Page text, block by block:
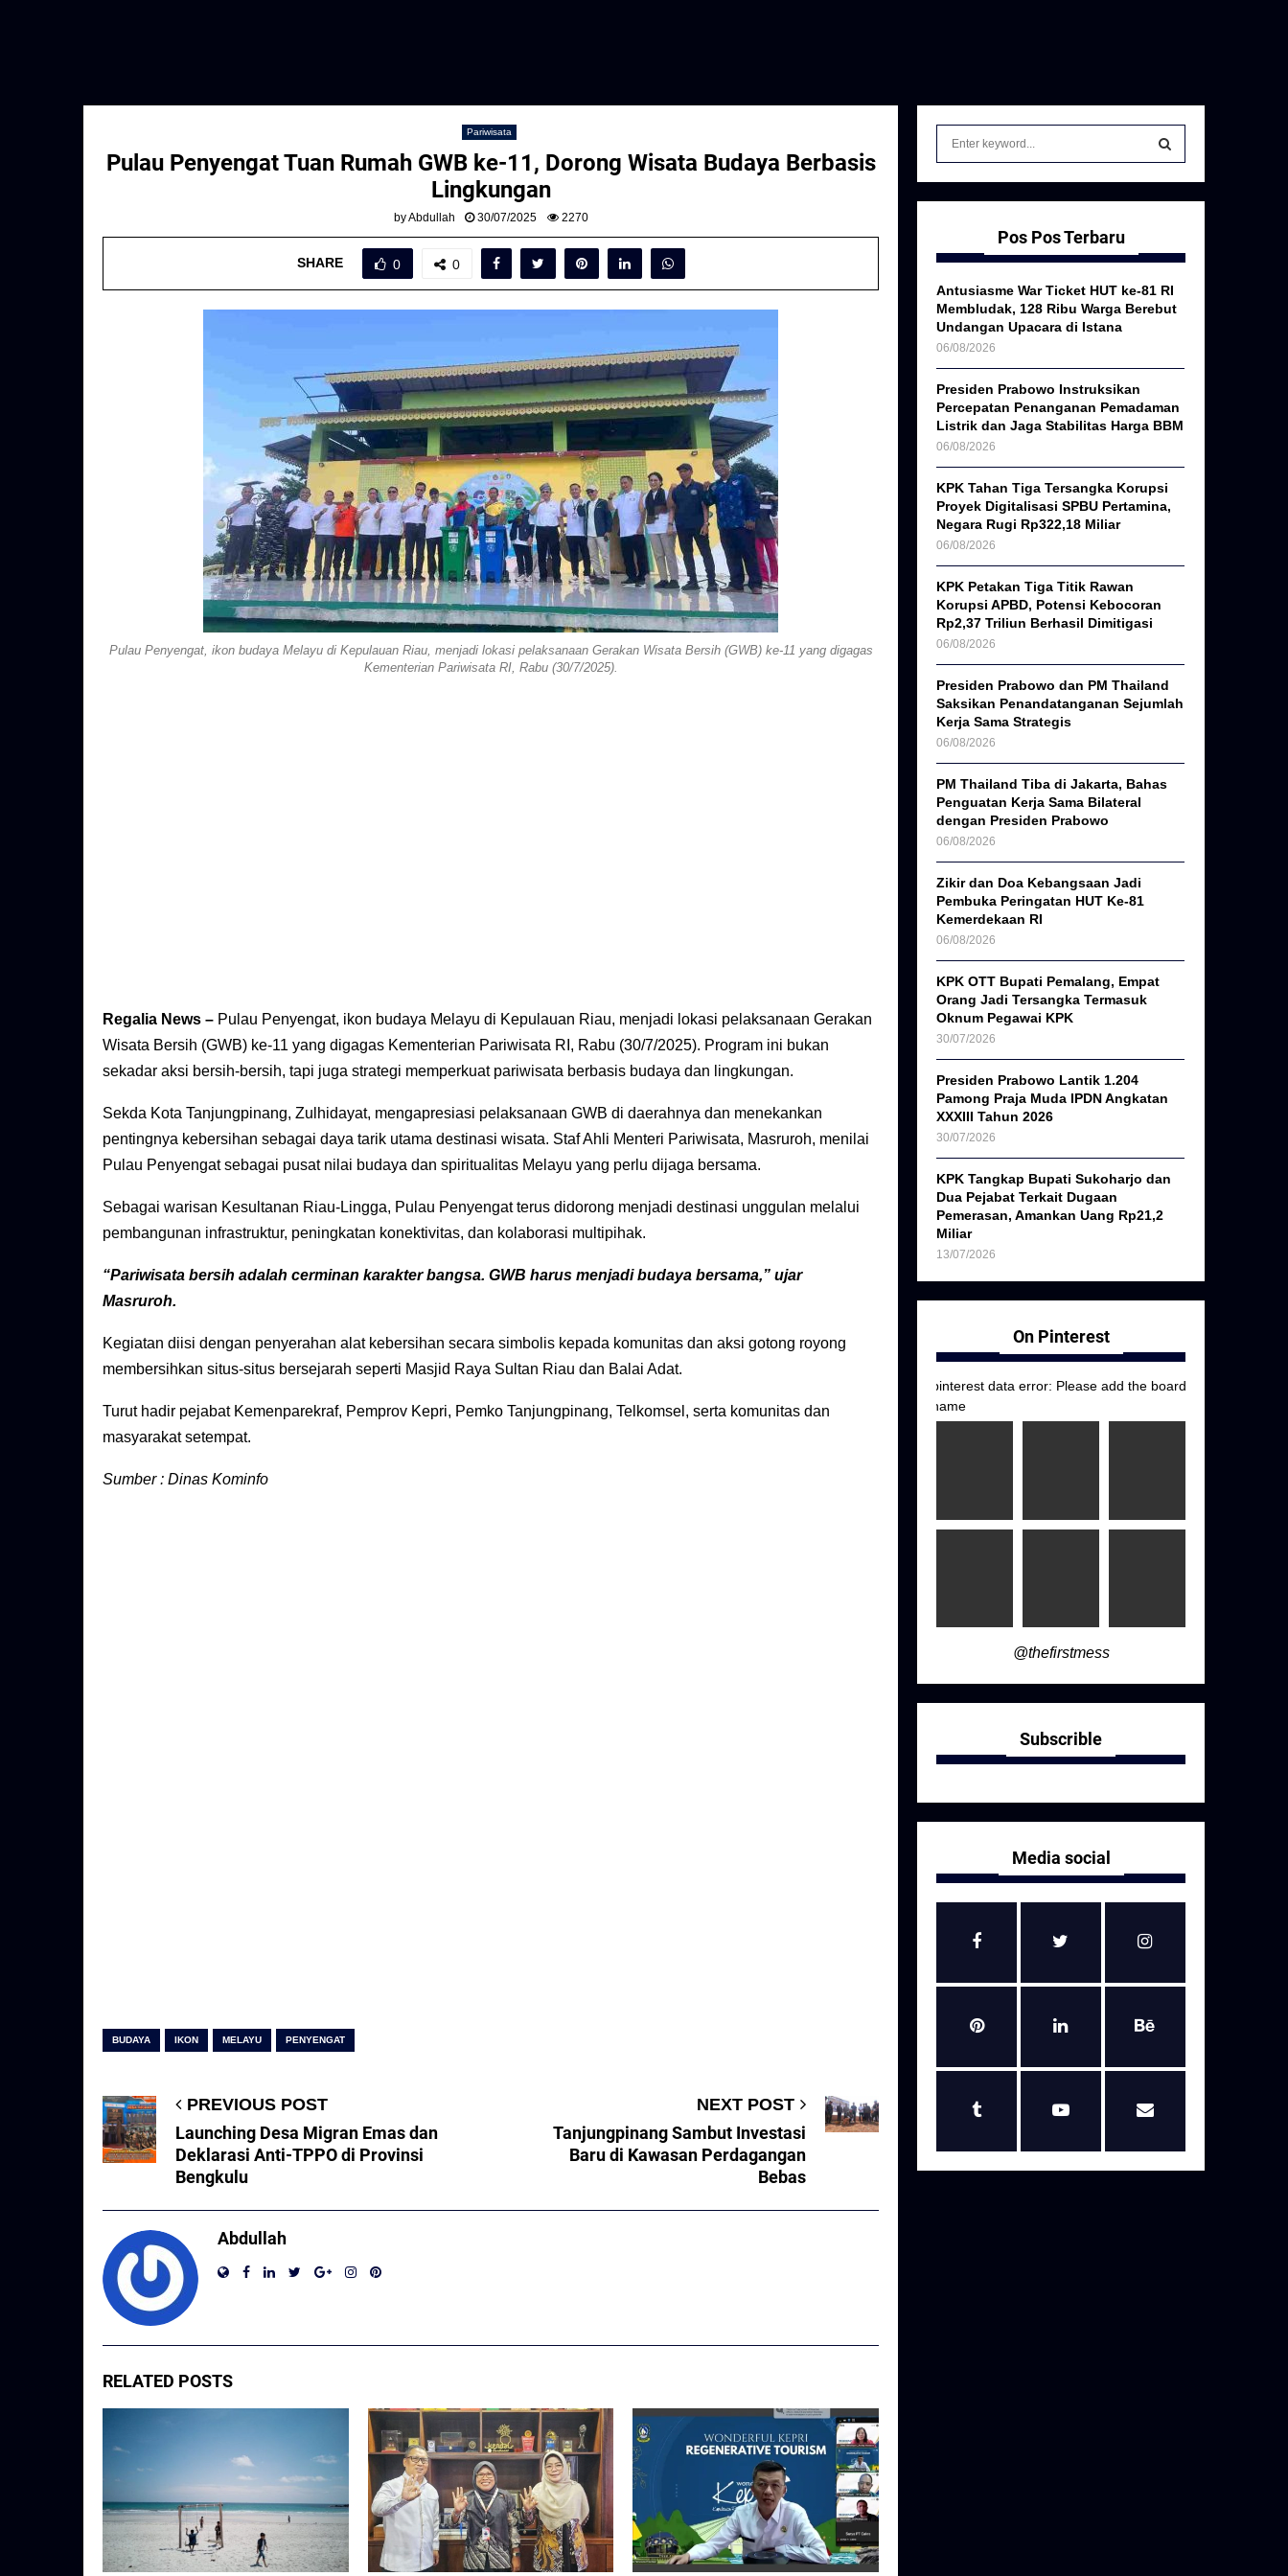
Pariwisata
Pulau Penyengat Tuan Rumah GWB ke-11, Dorong Wisata Budaya Berbasis
Lingkungan
byAbdullah 30/07/2025 2270
SHARE 0 0
Pulau Penyengat, ikon budaya Melayu di Kepulauan Riau, menjadi lokasi pelaksanaan Gerakan Wisata Bersih (GWB) ke-11 yang digagas
Kementerian Pariwisata RI, Rabu (30/7/2025).
Regalia News – Pulau Penyengat, ikon budaya Melayu di Kepulauan Riau, menjadi lokasi pelaksanaan Gerakan
Wisata Bersih (GWB) ke-11 yang digagas Kementerian Pariwisata RI, Rabu (30/7/2025). Program ini bukan
sekadar aksi bersih-bersih, tapi juga strategi memperkuat pariwisata berbasis budaya dan lingkungan.
Sekda Kota Tanjungpinang, Zulhidayat, mengapresiasi pelaksanaan GWB di daerahnya dan menekankan
pentingnya kebersihan sebagai daya tarik utama destinasi wisata. Staf Ahli Menteri Pariwisata, Masruroh, menilai
Pulau Penyengat sebagai pusat nilai budaya dan spiritualitas Melayu yang perlu dijaga bersama.
Sebagai warisan Kesultanan Riau-Lingga, Pulau Penyengat terus didorong menjadi destinasi unggulan melalui
pembangunan infrastruktur, peningkatan konektivitas, dan kolaborasi multipihak.
“Pariwisata bersih adalah cerminan karakter bangsa. GWB harus menjadi budaya bersama,” ujar
Masruroh.
Kegiatan diisi dengan penyerahan alat kebersihan secara simbolis kepada komunitas dan aksi gotong royong
membersihkan situs-situs bersejarah seperti Masjid Raya Sultan Riau dan Balai Adat.
Turut hadir pejabat Kemenparekraf, Pemprov Kepri, Pemko Tanjungpinang, Telkomsel, serta komunitas dan
masyarakat setempat.
Sumber : Dinas Kominfo
BUDAYA IKON MELAYU PENYENGAT
PREVIOUS POST
Launching Desa Migran Emas dan
Deklarasi Anti-TPPO di Provinsi
Bengkulu
NEXT POST
Tanjungpinang Sambut Investasi
Baru di Kawasan Perdagangan
Bebas
Abdullah
RELATED POSTS
f
r
:
S
A
R
H
Pos Pos Terbaru
Antusiasme War Ticket HUT ke-81 RI
Membludak, 128 Ribu Warga Berebut
Undangan Upacara di Istana
06/08/2026
Presiden Prabowo Instruksikan
Percepatan Penanganan Pemadaman
Listrik dan Jaga Stabilitas Harga BBM
06/08/2026
KPK Tahan Tiga Tersangka Korupsi
Proyek Digitalisasi SPBU Pertamina,
Negara Rugi Rp322,18 Miliar
06/08/2026
KPK Petakan Tiga Titik Rawan
Korupsi APBD, Potensi Kebocoran
Rp2,37 Triliun Berhasil Dimitigasi
06/08/2026
Presiden Prabowo dan PM Thailand
Saksikan Penandatanganan Sejumlah
Kerja Sama Strategis
06/08/2026
PM Thailand Tiba di Jakarta, Bahas
Penguatan Kerja Sama Bilateral
dengan Presiden Prabowo
06/08/2026
Zikir dan Doa Kebangsaan Jadi
Pembuka Peringatan HUT Ke-81
Kemerdekaan RI
06/08/2026
KPK OTT Bupati Pemalang, Empat
Orang Jadi Tersangka Termasuk
Oknum Pegawai KPK
30/07/2026
Presiden Prabowo Lantik 1.204
Pamong Praja Muda IPDN Angkatan
XXXIII Tahun 2026
30/07/2026
KPK Tangkap Bupati Sukoharjo dan
Dua Pejabat Terkait Dugaan
Pemerasan, Amankan Uang Rp21,2
Miliar
13/07/2026
On Pinterest
pinterest data error: Please add the board
name
@thefirstmess
Subscrible
Media social